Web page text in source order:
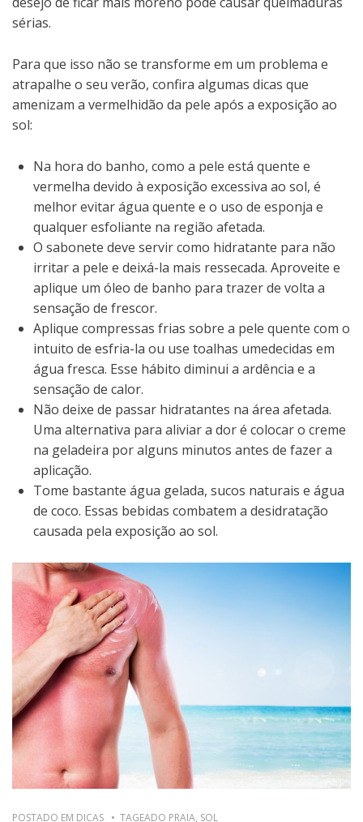
sérias.
Para que isso não se transforme em um problema e
atrapalhe o seu verão, confira algumas dicas que
amenizam a vermelhidão da pele após a exposição ao
sol:
Na hora do banho, como a pele está quente e
vermelha devido à exposição excessiva ao sol, é
melhor evitar água quente e o uso de esponja e
qualquer esfoliante na região afetada.
O sabonete deve servir como hidratante para não
irritar a pele e deixá-la mais ressecada. Aproveite e
aplique um óleo de banho para trazer de volta a
sensação de frescor.
Aplique compressas frias sobre a pele quente com o
intuito de esfria-la ou use toalhas umedecidas em
água fresca. Esse hábito diminui a ardência e a
sensação de calor.
Não deixe de passar hidratantes na área afetada.
Uma alternativa para aliviar a dor é colocar o creme
na geladeira por alguns minutos antes de fazer a
aplicação.
Tome bastante água gelada, sucos naturais e água
de coco. Essas bebidas combatem a desidratação
causada pela exposição ao sol.
POSTADO EM DICAS TAGEADO PRAIA, SOL